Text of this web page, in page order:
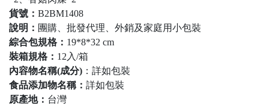
貨號： B2BM1408
說明： 團購、批發代理、外銷及家庭用小包裝
綜合包規格： 19*8*32 cm
裝箱規格： 12入/箱
內容物名稱(成分) ：詳如包裝
食品添加物名稱： 詳如包裝
原產地： 台灣